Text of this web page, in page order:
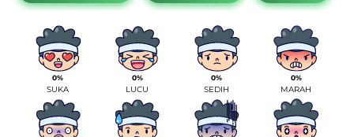
0%
SUKA
0%
LUCU
0%
SEDIH
0%
MARAH